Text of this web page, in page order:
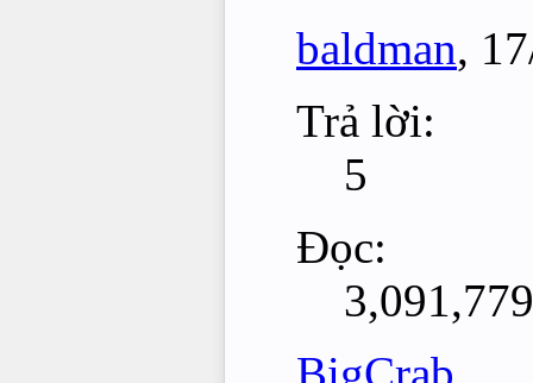
baldman,
Trả lời:
5
Đọc:
3,091,779